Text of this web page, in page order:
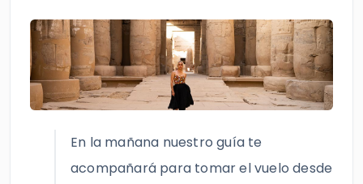
En la mañana nuestro guía te
acompañará para tomar el vuelo desde